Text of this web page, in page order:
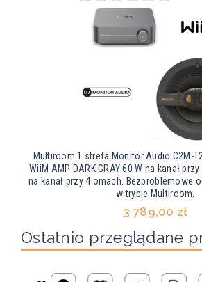
Multiroom 1 strefa Monitor Audio C2M-
WiiM AMP DARK GRAY 60 W na kanał
na kanał przy 4 omach. Bezproblemowe
w trybie Multiroom.
3 789,00 zł
Ostatnio przeglądane